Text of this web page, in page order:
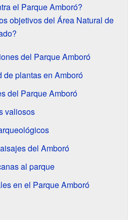
el Parque Amboró?
objetivos del Área Natural de
del Parque Amboró
de plantas en Amboró
del Parque Amboró
valiosos
del Amboró
al parque
en el Parque Amboró